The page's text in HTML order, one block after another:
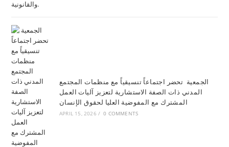
الجمعية تحضر اجتماعاً تنسيقياً مع منظمات المجتمع
المدني ذات الصفة الاستشارية لتعزيز آليات العمل
APRIL 15, 2026 / 0 COMMENTS